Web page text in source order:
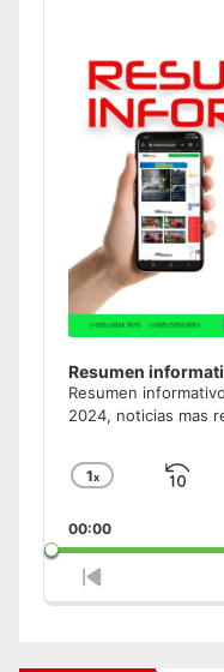
Resumen
Resumen
2024, noticias mas
Change
Rate
1x
00:00
Previous
Episode